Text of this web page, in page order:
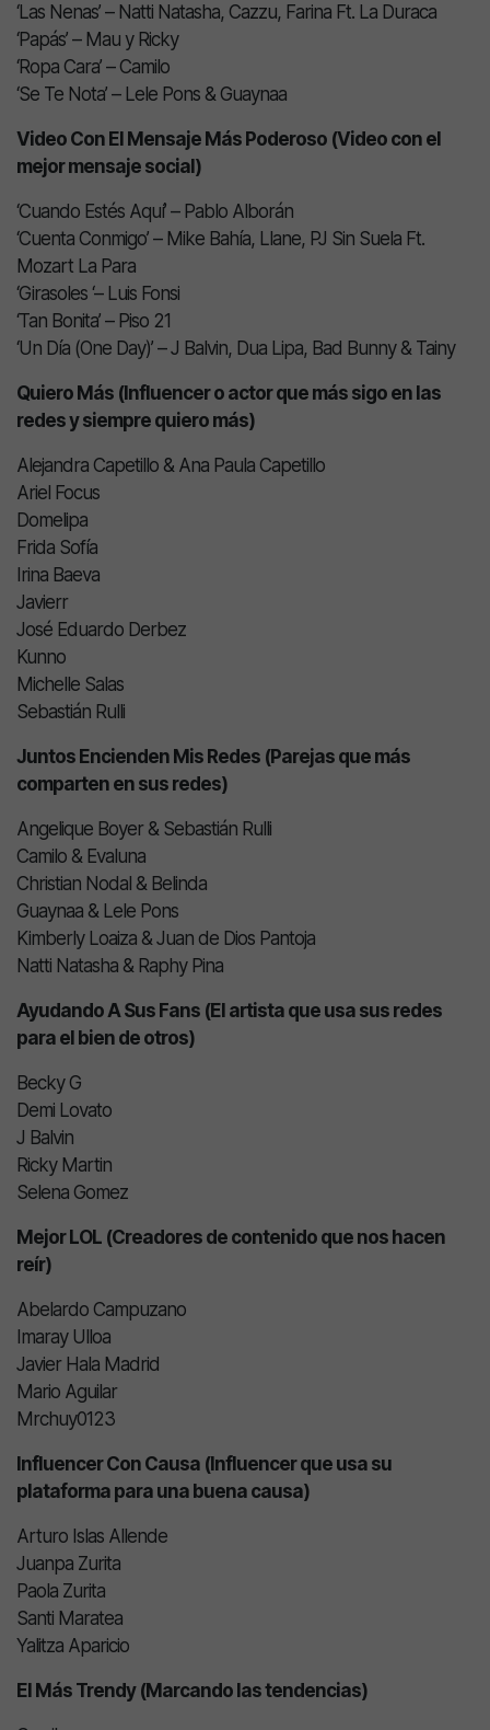
‘Las Nenas’ – Natti Natasha, Cazzu, Farina Ft. La Duraca
‘Papás’ – Mau y Ricky
‘Ropa Cara’ – Camilo
‘Se Te Nota’ – Lele Pons & Guaynaa
Video Con El Mensaje Más Poderoso (Video con el
mejor mensaje social)
‘Cuando Estés Aquí’ – Pablo Alborán
‘Cuenta Conmigo’ – Mike Bahía, Llane, PJ Sin Suela Ft.
Mozart La Para
‘Girasoles ‘– Luis Fonsi
‘Tan Bonita’ – Piso 21
‘Un Día (One Day)’ – J Balvin, Dua Lipa, Bad Bunny & Tainy
Quiero Más (Influencer o actor que más sigo en las
redes y siempre quiero más)
Alejandra Capetillo & Ana Paula Capetillo
Ariel Focus
Domelipa
Frida Sofía
Irina Baeva
Javierr
José Eduardo Derbez
Kunno
Michelle Salas
Sebastián Rulli
Juntos Encienden Mis Redes (Parejas que más
comparten en sus redes)
Angelique Boyer & Sebastián Rulli
Camilo & Evaluna
Christian Nodal & Belinda
Guaynaa & Lele Pons
Kimberly Loaiza & Juan de Dios Pantoja
Natti Natasha & Raphy Pina
Ayudando A Sus Fans (El artista que usa sus redes
para el bien de otros)
Becky G
Demi Lovato
J Balvin
Ricky Martin
Selena Gomez
Mejor LOL (Creadores de contenido que nos hacen
reír)
Abelardo Campuzano
Imaray Ulloa
Javier Hala Madrid
Mario Aguilar
Mrchuy0123
Influencer Con Causa (Influencer que usa su
plataforma para una buena causa)
Arturo Islas Allende
Juanpa Zurita
Paola Zurita
Santi Maratea
Yalitza Aparicio
El Más Trendy (Marcando las tendencias)